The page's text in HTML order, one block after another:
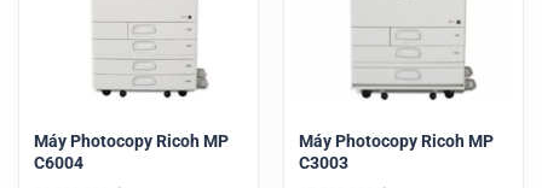
Máy Photocopy Ricoh MP
C6004
Máy Photocopy Ricoh MP
C3003